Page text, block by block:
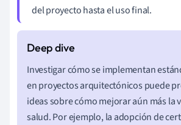
del proyecto hasta el uso final.
Investigar cómo se implementan
en proyectos arquitectónicos puede
ideas sobre cómo mejorar aún más la
salud. Por ejemplo, la adopción de